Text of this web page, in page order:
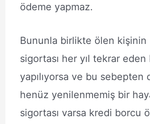
ödeme yapmaz.
Bununla birlikte ölen kişinin
sigortası her yıl tekrar
yapılıyorsa ve bu sebepten
henüz yenilenmemiş bir
sigortası varsa kredi borcu